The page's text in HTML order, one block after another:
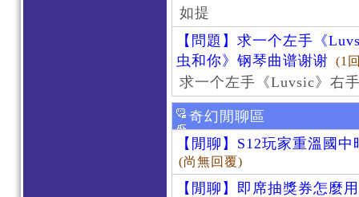
如提
【問題】求一个左手《
虫和你》钢琴曲谱谢谢 (1
求一个左手《Luvsic》右
奇幻閒聊區
【閒聊】S12玩家重溫國
(尚無回覆)
【閒聊】即席抽獎券怎麼